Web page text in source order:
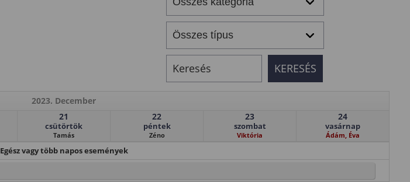
2023. December
21
csütörtök
Tamás
22
péntek
Zéno
23
szombat
Viktória
24
vasárnap
Ádám, Éva
Egész vagy több napos események